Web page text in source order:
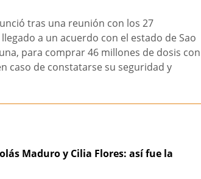
tras una reunión con los 27
a un acuerdo con el estado de Sao
para comprar 46 millones de dosis con
caso de constatarse su seguridad y
Maduro y Cilia Flores: así fue la